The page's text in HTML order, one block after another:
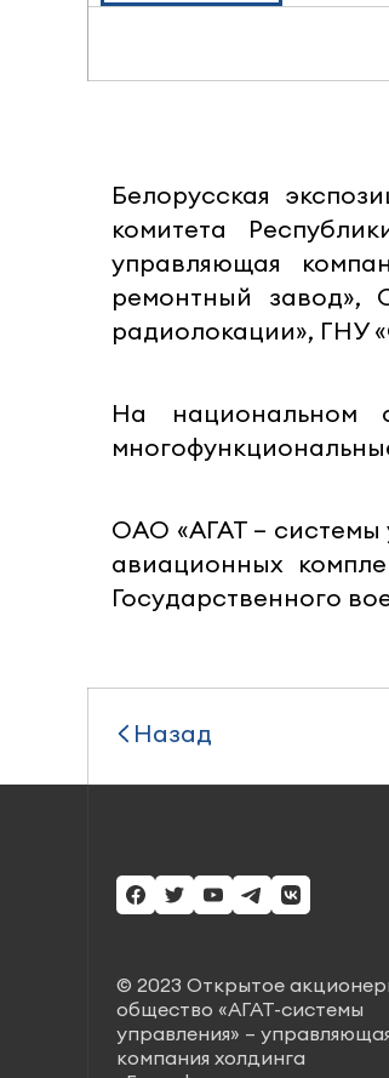
Белорусская
комитета
управляющая
ремонтный завод»,
радиолокации», ГНУ
На национальном
ОАО «АГАТ – системы
авиационных
Государственного
Назад
© 2023 Открытое
общество «АГАТ-системы
управления» –
компания холдинга